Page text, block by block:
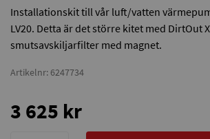
Installationskit till vår luft/vatten
LV20. Detta är det större kitet med DirtOut
smutsavskiljarfilter med magnet.
Artikelnr: 6247734
3 625 kr